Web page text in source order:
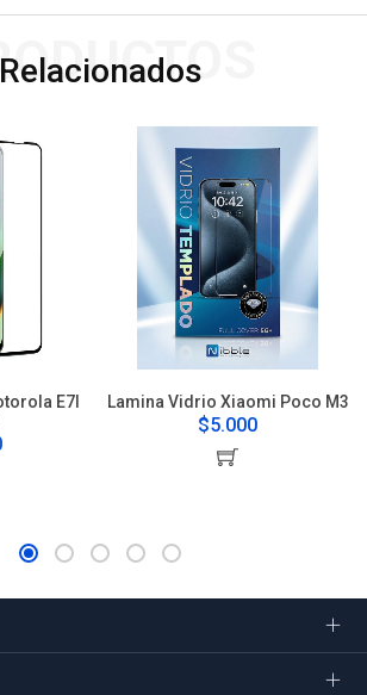
Relacionados
E7I
Lamina Vidrio Xiaomi Poco M3
$5.000